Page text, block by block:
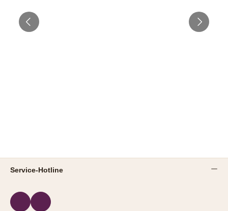
Service-Hotline